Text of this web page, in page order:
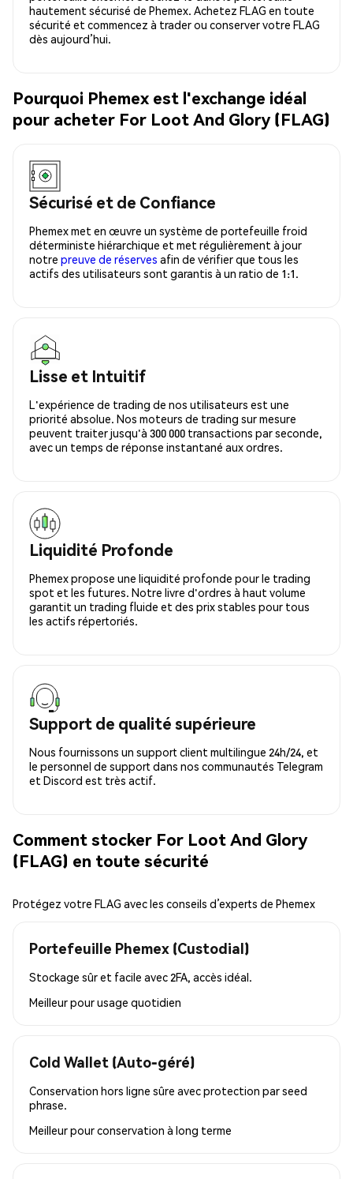
hautement sécurisé de Phemex. Achetez FLAG en toute
sécurité et commencez à trader ou conserver votre FLAG
dès aujourd’hui.
Pourquoi Phemex est l'exchange idéal
pour acheter For Loot And Glory (FLAG)
Sécurisé et de Confiance
Phemex met en œuvre un système de portefeuille froid
déterministe hiérarchique et met régulièrement à jour
notre preuve de réserves afin de vérifier que tous les
actifs des utilisateurs sont garantis à un ratio de 1:1.
Lisse et Intuitif
L'expérience de trading de nos utilisateurs est une
priorité absolue. Nos moteurs de trading sur mesure
peuvent traiter jusqu'à 300 000 transactions par seconde,
avec un temps de réponse instantané aux ordres.
Liquidité Profonde
Phemex propose une liquidité profonde pour le trading
spot et les futures. Notre livre d'ordres à haut volume
garantit un trading fluide et des prix stables pour tous
les actifs répertoriés.
Support de qualité supérieure
Nous fournissons un support client multilingue 24h/24, et
le personnel de support dans nos communautés Telegram
et Discord est très actif.
Comment stocker For Loot And Glory
(FLAG) en toute sécurité
Protégez votre FLAG avec les conseils d’experts de Phemex
Portefeuille Phemex (Custodial)
Stockage sûr et facile avec 2FA, accès idéal.
Meilleur pourusage quotidien
Cold Wallet (Auto-géré)
Conservation hors ligne sûre avec protection par seed
phrase.
Meilleur pourconservation à long terme